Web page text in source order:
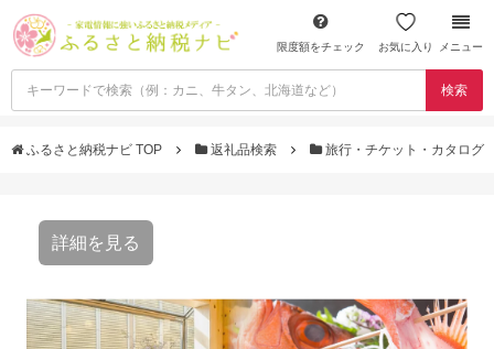
限度額をチェック お気に入り メニュー
検索
ふるさと納税ナビ TOP 返礼品検索 旅行・チケット・カタログ
詳細を見る